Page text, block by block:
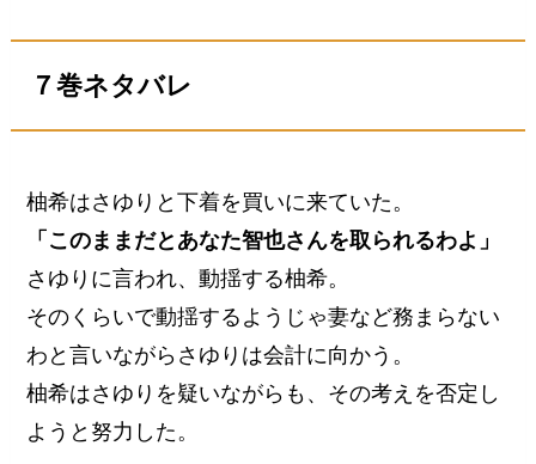
７巻ネタバレ
柚希はさゆりと下着を買いに来ていた。
「このままだとあなた智也さんを取られるわよ」
さゆりに言われ、動揺する柚希。
そのくらいで動揺するようじゃ妻など務まらない
わと言いながらさゆりは会計に向かう。
柚希はさゆりを疑いながらも、その考えを否定し
ようと努力した。